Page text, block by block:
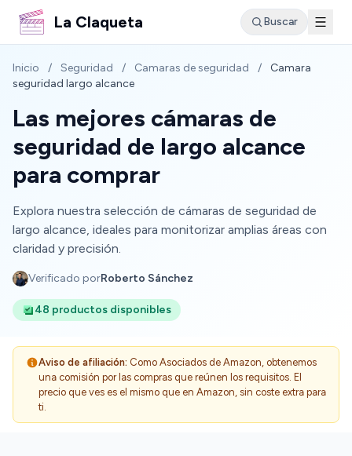
La Claqueta Buscar
Inicio / Seguridad / Camaras de seguridad /
Camara
seguridad largo alcance
Las mejores cámaras de
seguridad de largo alcance
para comprar
Explora nuestra selección de cámaras de seguridad de
largo alcance, ideales para monitorizar amplias áreas con
claridad y precisión.
Verificado porRoberto Sánchez
48 productos disponibles
Aviso de afiliación: Como Asociados de Amazon, obtenemos
una comisión por las compras que reúnen los requisitos. El
precio que ves es el mismo que en Amazon, sin coste extra para
ti.